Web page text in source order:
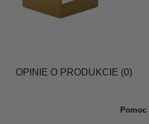
OPINIE O PRODUKCIE (0)
Pomoc